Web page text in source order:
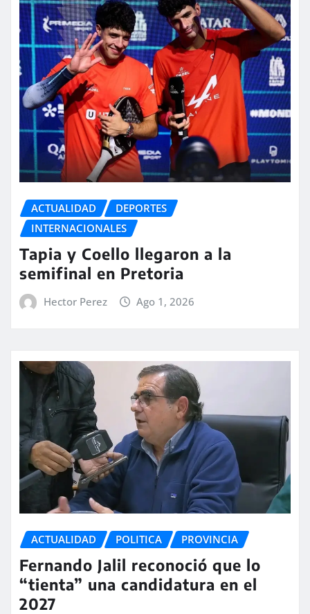
ACTUALIDAD
DEPORTES
INTERNACIONALES
Tapia y Coello llegaron a la
semifinal en Pretoria
Hector Perez Ago 1, 2026
ACTUALIDAD POLITICA PROVINCIA
Fernando Jalil reconoció que lo
“tienta” una candidatura en el
2027